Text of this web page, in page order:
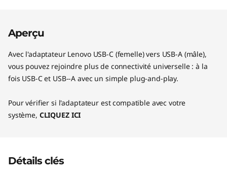
Aperçu
Avec l'adaptateur Lenovo USB-C (femelle) vers USB-A (mâle),
vous pouvez rejoindre plus de connectivité universelle : à la
fois USB-C et USB--A avec un simple plug-and-play.
Pour vérifier si l'adaptateur est compatible avec votre
système, CLIQUEZ ICI
Détails clés